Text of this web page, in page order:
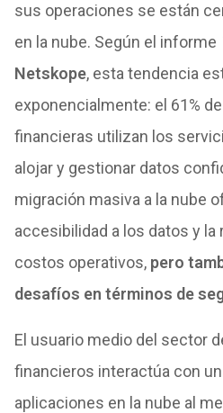
sus operaciones se están
en la nube. Según el informe
Netskope, esta tendencia
exponencialmente: el 61%
financieras utilizan los
alojar y gestionar datos
migración masiva a la nube
accesibilidad a los datos y la
costos operativos, pero
desafíos en términos de
El usuario medio del sector
financieros interactúa con
aplicaciones en la nube al